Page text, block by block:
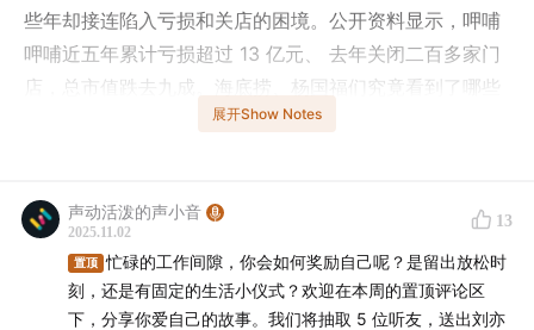
些年却接连陷入亏损和关店的困境。公开资料显示，呷哺
呷哺近五年累计亏损超过 13 亿元、 去年关闭二百多家门
店，总市值跌去九成。海底捞、杨国福们究竟看到了哪些
机会？为什么选择在这个时候加码小火锅？本期轻解读就
开的原因会是什么呢？在评论区和我们一起聊聊吧。
本期还有关于苹果、造车新势力、亚马逊和电竞奥运会的
新动态
01:40，欢迎收听！
展开Show Notes
声动活泼的声小音
2025.11.02
13
置顶
忙碌的工作间隙，你会如何奖励自己呢？是留出放松时
刻，还是有固定的生活小仪式？欢迎在本周的置顶评论区
下，分享你爱自己的故事。我们将抽取 5 位听友，送出刘亦